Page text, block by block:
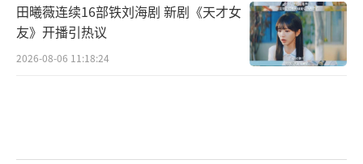
田曦薇连续16部铁刘海剧 新剧《天才女
友》开播引热议
2026-08-06 11:18:24